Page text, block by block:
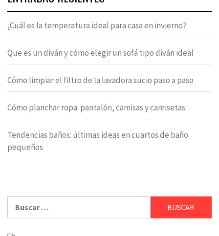
¿Cuál es la temperatura ideal para casa en invierno?
Que es un diván y cómo elegir un sofá tipo diván ideal
Cómo limpiar el filtro de la lavadora sucio paso a paso
Cómo planchar ropa: pantalón, camisas y camisetas
Tendencias baños: últimas ideas en cuartos de baño
pequeños